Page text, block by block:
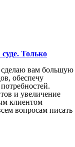
Только
сделаю вам большую
обеспечу
и увеличение
клиентом
вопросам писать